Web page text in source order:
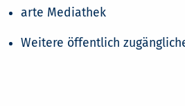
arte Mediathek
Weitere öffentlich